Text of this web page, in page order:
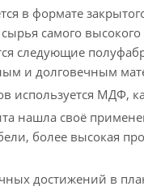
в формате
самого
следующие
и долговечным
используется МДФ,
нашла своё
более высокая
достижений в